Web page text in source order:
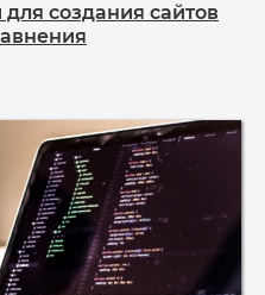
создания сайтов